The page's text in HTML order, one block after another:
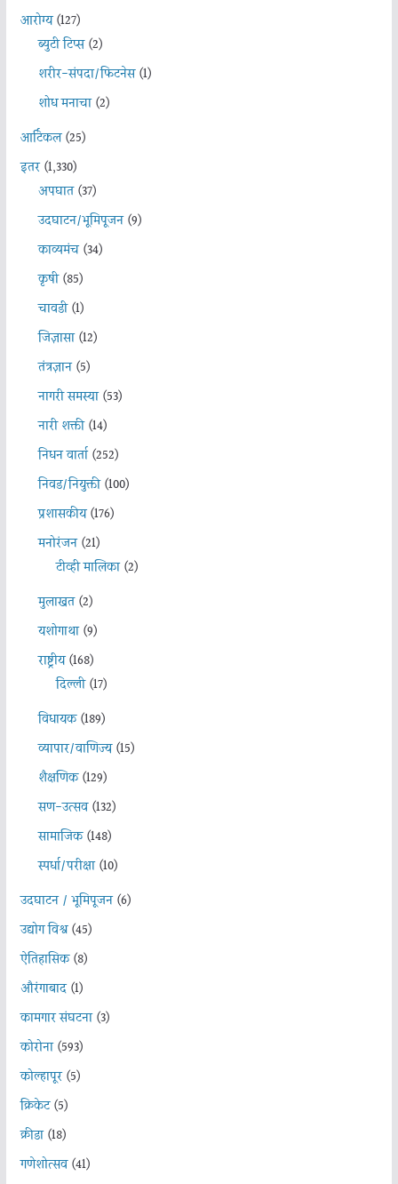
आरोग्य(127)
ब्युटी टिप्स(2)
शरीर-संपदा/फिटनेस(1)
शोध मनाचा(2)
आर्टिकल(25)
इतर(1,330)
अपघात(37)
उदघाटन/भूमिपूजन(9)
काव्यमंच(34)
कृषी(85)
चावडी(1)
जिज्ञासा(12)
तंत्रज्ञान(5)
नागरी समस्या(53)
नारी शक्ती(14)
निधन वार्ता(252)
निवड/नियुक्ती(100)
प्रशासकीय(176)
मनोरंजन(21)
टीव्ही मालिका(2)
मुलाखत(2)
यशोगाथा(9)
राष्ट्रीय(168)
दिल्ली(17)
विधायक(189)
व्यापार/वाणिज्य(15)
शैक्षणिक(129)
सण-उत्सव(132)
सामाजिक(148)
स्पर्धा/परीक्षा(10)
उदघाटन / भूमिपूजन(6)
उद्योग विश्व(45)
ऐतिहासिक(8)
औरंगाबाद(1)
कामगार संघटना(3)
कोरोना(593)
कोल्हापूर(5)
क्रिकेट(5)
क्रीडा(18)
गणेशोत्सव(41)